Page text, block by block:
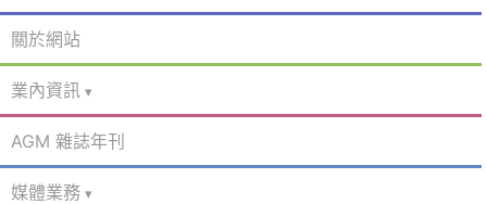
關於網站
業內資訊
AGM 雜誌年刊
媒體業務